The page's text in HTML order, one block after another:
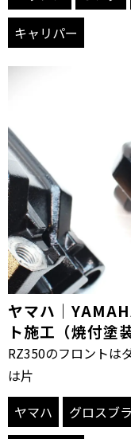
キャリパー
ヤマハ｜
ト施工（焼付塗装
RZ350のフロントは
は片
ヤマハ
グロスブ